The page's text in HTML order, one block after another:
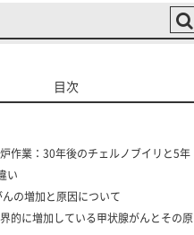
目次
作業：30年後のチェルノブイリと5年
い
の増加と原因について
的に増加している甲状腺がんとその原